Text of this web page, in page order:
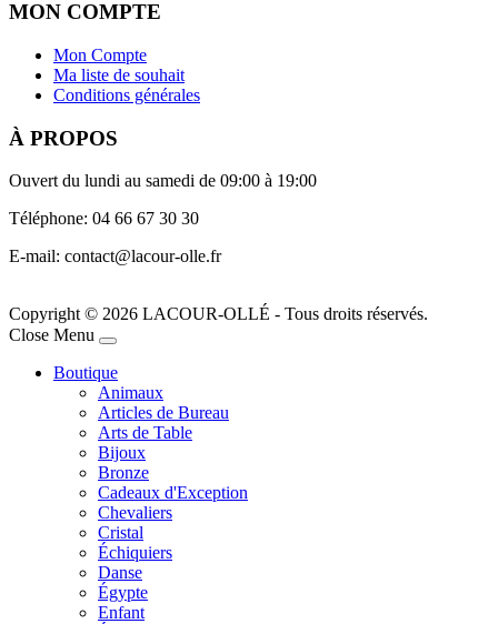
MON COMPTE
Mon Compte
Ma liste de souhait
Conditions générales
À PROPOS
Ouvert du lundi au samedi de 09:00 à 19:00
Téléphone: 04 66 67 30 30
E-mail: contact@lacour-olle.fr
Copyright © 2026 LACOUR-OLLÉ - Tous droits réservés.
Joomla! 3 Templates
Close Menu
Boutique
Animaux
Articles de Bureau
Arts de Table
Bijoux
Bronze
Cadeaux d'Exception
Chevaliers
Cristal
Échiquiers
Danse
Égypte
Enfant